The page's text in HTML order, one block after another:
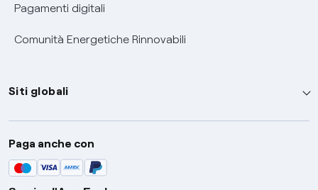
Pagamenti digitali
Comunità Energetiche Rinnovabili
Siti globali
Enel Group
Enel Green Power
Global Trading
Paga anche con